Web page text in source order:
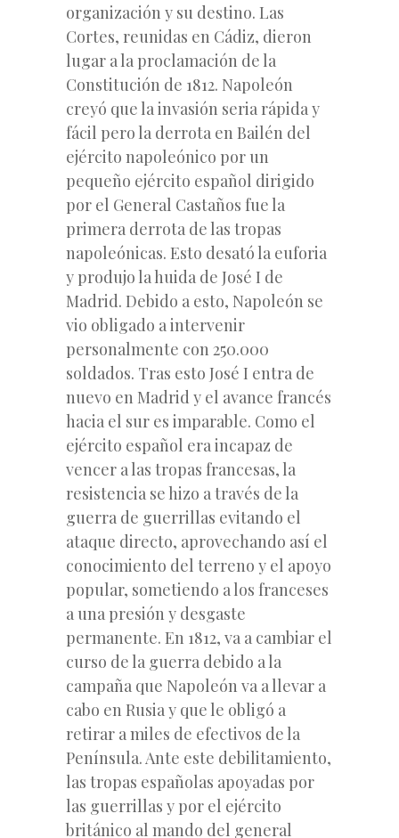
organización y su destino. Las
Cortes, reunidas en Cádiz, dieron
lugar a la proclamación de la
Constitución de 1812. Napoleón
creyó que la invasión seria rápida y
fácil pero la derrota en Bailén del
ejército napoleónico por un
pequeño ejército español dirigido
por el General Castaños fue la
primera derrota de las tropas
napoleónicas. Esto desató la euforia
y produjo la huida de José I de
Madrid. Debido a esto, Napoleón se
vio obligado a intervenir
personalmente con 250.000
soldados. Tras esto José I entra de
nuevo en Madrid y el avance francés
hacia el sur es imparable. Como el
ejército español era incapaz de
vencer a las tropas francesas, la
resistencia se hizo a través de la
guerra de guerrillas evitando el
ataque directo, aprovechando así el
conocimiento del terreno y el apoyo
popular, sometiendo a los franceses
a una presión y desgaste
permanente. En 1812, va a cambiar el
curso de la guerra debido a la
campaña que Napoleón va a llevar a
cabo en Rusia y que le obligó a
retirar a miles de efectivos de la
Península. Ante este debilitamiento,
las tropas españolas apoyadas por
las guerrillas y por el ejército
británico al mando del general